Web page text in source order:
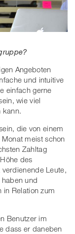
Angeboten
und intuitive
einfach gerne
wie viel
kann.
die von einem
meist schon
Zahltag
des
Leute,
und
in Relation zum
Benutzer im
dass er daneben